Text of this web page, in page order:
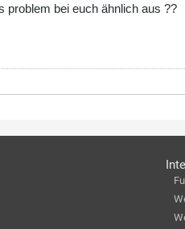
problem bei euch ähnlich aus ??